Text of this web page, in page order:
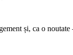
și, ca o